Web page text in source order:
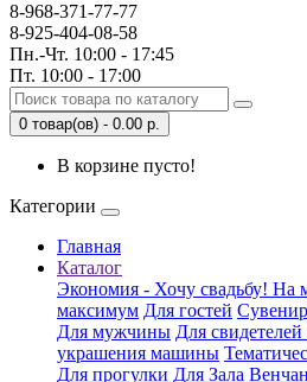
8-968-371-77-77
8-925-404-08-58
Пн.-Чт. 10:00 - 17:45
Пт. 10:00 - 17:00
0 товар(ов) - 0.00 р.
В корзине пусто!
Категории
Главная
Каталог
Экономия - Хочу свадьбу! На
максимум Для гостей
Для мужчины Для свидетелей
украшения машины
Для прогулки Для Зала